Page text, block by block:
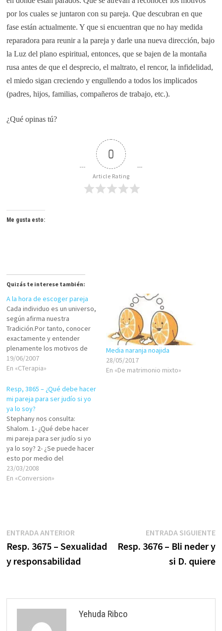
por los cuales se juntaron con su pareja. Que descubran en que
fase están actualmente. Y que si encuentran que no hay medida
reparadora para reunir a la pareja y darle una nueva dirección, bajo
la Luz del plano espiritual, entonces, que se bajen de la montaña
rusa antes de que el desprecio, el maltrato, el rencor, la infidelidad,
el miedo sigan creciendo y engullendo a todos los implicados
(padres, hijos, familias, compañeros de trabajo, etc.).
¿Qué opinas tú?
0
Article Rating
Me gusta esto:
Quizás te interese también:
A la hora de escoger pareja
Cada individuo es un universo,
según afirma nuestra
Tradición.Por tanto, conocer
exactamente y entender
plenamente los motivos de
cada una de nuestras
acciones es tarea ardua, más
movernos dentro de
parámetros generales, que
marcan tendencias, que se
apoyan en similitudes, para
de esa manera encontrar
terrenos en común…
19/06/2007
En «CTerapia»
Media naranja noajida
28/05/2017
En «De matrimonio mixto»
Resp, 3865 – ¿Qué debe hacer
mi pareja para ser judío si yo
ya lo soy?
Stephany nos consulta:
Shalom. 1- ¿Qué debe hacer
mi pareja para ser judío si yo
ya lo soy? 2- ¿Se puede hacer
esto por medio del
matrimonio o hay que seguir
un ritual? 3- ¿Tendrá los
23/03/2008
En «Conversion»
Navegación
de
entradas
ENTRADA ANTERIOREntrada
anterior:
Resp. 3675 – Sexualidad
y responsabilidad
ENTRADA SIGUIENTE
Resp. 3676 – Bli neder y
si D. quiere
Yehuda Ribco